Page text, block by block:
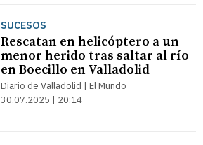
SUCESOS
Rescatan en helicóptero a un
menor herido tras saltar al río
en Boecillo en Valladolid
Diario de Valladolid | El Mundo
30.07.2025 | 20:14